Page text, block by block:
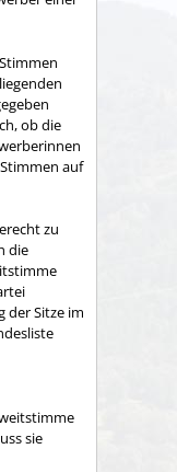
ob die
auf
zu
die
der Sitze im
sie